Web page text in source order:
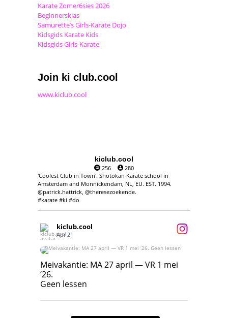
Karate Zomer6sies 2026
Beginnersklas
Samurette’s Girls-Karate Dojo
Kidsgids Karate Kids
Kidsgids Girls-Karate
Join ki club.cool
www.kiclub.cool
kiclub.cool
256
280
'Coolest Club in Town'. Shotokan Karate school in
Amsterdam and Monnickendam, NL, EU. EST. 1994.
@patrick.hattrick, @theresezoekende.
#karate #ki #do
kiclub.cool
Apr 21
Meivakantie: MA 27 april — VR 1 mei ‘26.
Geen lessen
Meivakantie: MA 27 april — VR 1 mei
‘26.
Geen lessen